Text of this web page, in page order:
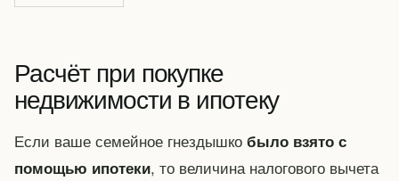
Расчёт при покупке
недвижимости в ипотеку
Если ваше семейное гнездышко было взято с
помощью ипотеки, то величина налогового вычета